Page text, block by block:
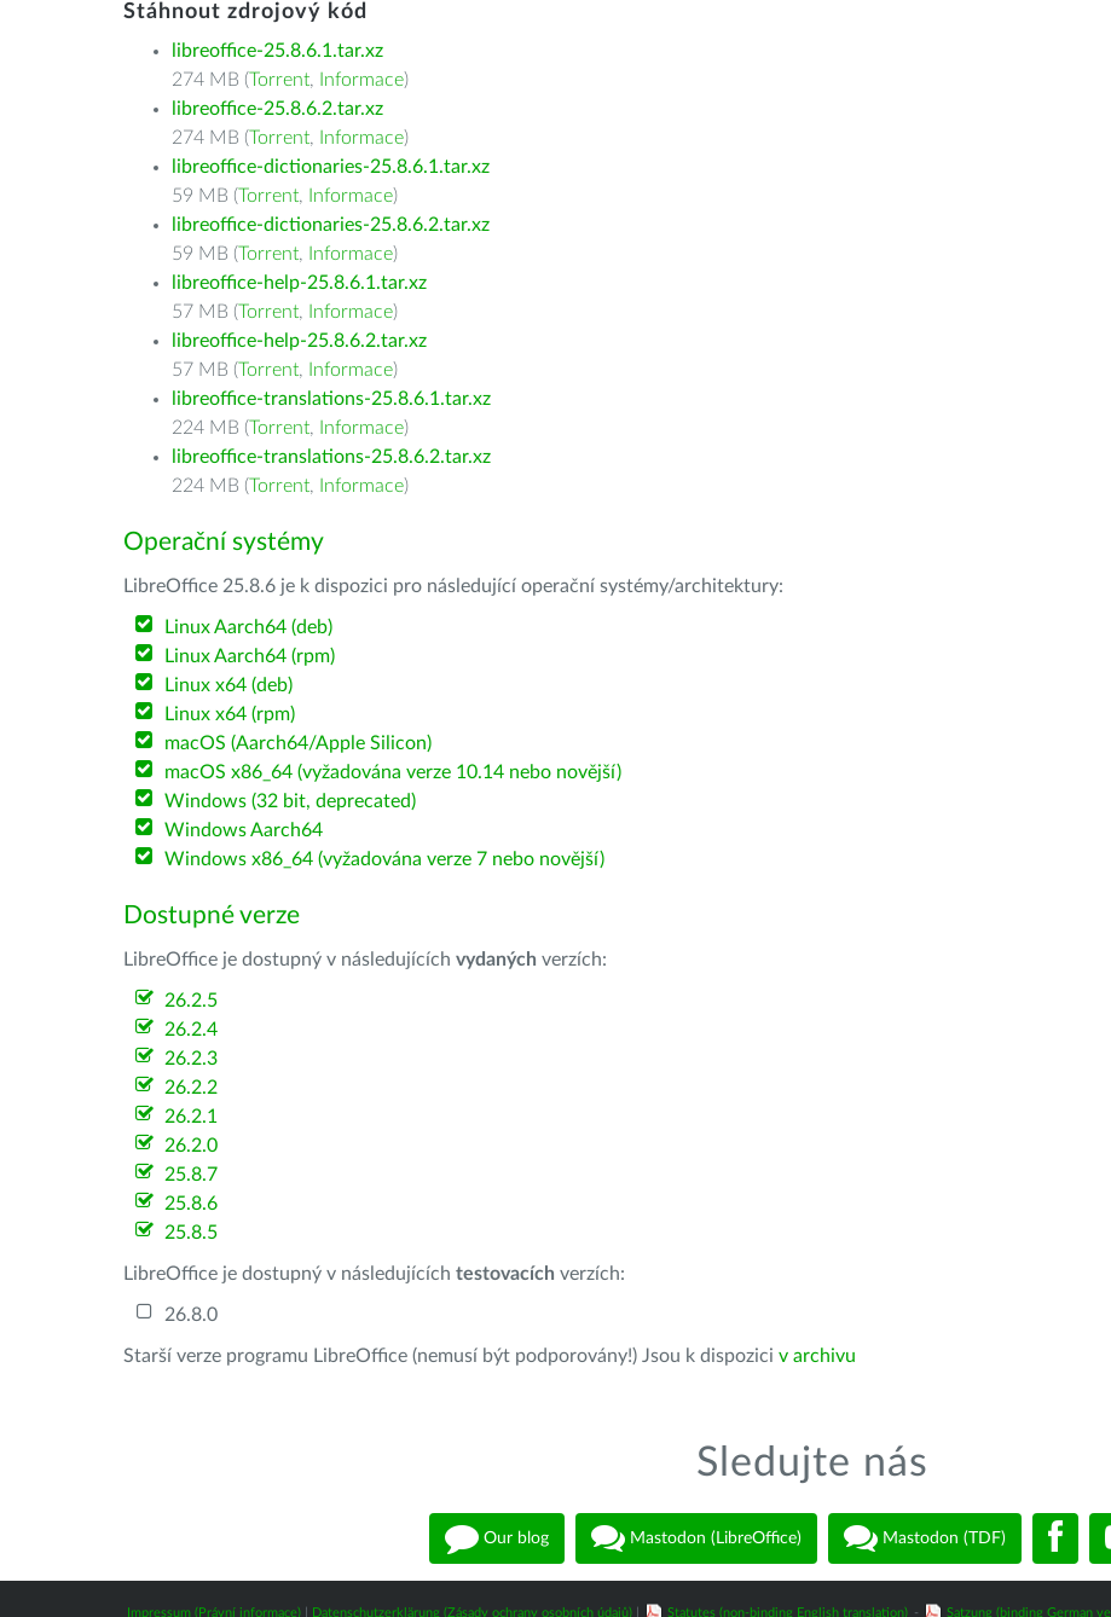
Stáhnout zdrojový kód
libreoffice-25.8.6.1.tar.xz
274 MB (Torrent, Informace)
libreoffice-25.8.6.2.tar.xz
274 MB (Torrent, Informace)
libreoffice-dictionaries-25.8.6.1.tar.xz
59 MB (Torrent, Informace)
libreoffice-dictionaries-25.8.6.2.tar.xz
59 MB (Torrent, Informace)
libreoffice-help-25.8.6.1.tar.xz
57 MB (Torrent, Informace)
libreoffice-help-25.8.6.2.tar.xz
57 MB (Torrent, Informace)
libreoffice-translations-25.8.6.1.tar.xz
224 MB (Torrent, Informace)
libreoffice-translations-25.8.6.2.tar.xz
224 MB (Torrent, Informace)
Operační systémy
LibreOffice 25.8.6 je k dispozici pro následující operační systémy/architektury:
Linux Aarch64 (deb)
Linux Aarch64 (rpm)
Linux x64 (deb)
Linux x64 (rpm)
macOS (Aarch64/Apple Silicon)
macOS x86_64 (vyžadována verze 10.14 nebo novější)
Windows (32 bit, deprecated)
Windows Aarch64
Windows x86_64 (vyžadována verze 7 nebo novější)
Dostupné verze
LibreOffice je dostupný v následujících vydaných verzích:
26.2.5
26.2.4
26.2.3
26.2.2
26.2.1
26.2.0
25.8.7
25.8.6
25.8.5
LibreOffice je dostupný v následujících testovacích verzích:
26.8.0
Starší verze programu LibreOffice (nemusí být podporovány!) Jsou k dispozici v archivu
Sledujte nás
Our blog Mastodon (LibreOffice) Mastodon (TDF)
Impressum (Právní informace)| Datenschutzerklärung (Zásady ochrany osobních údajů)| Statutes (non-binding English translation) - Satzung (binding German